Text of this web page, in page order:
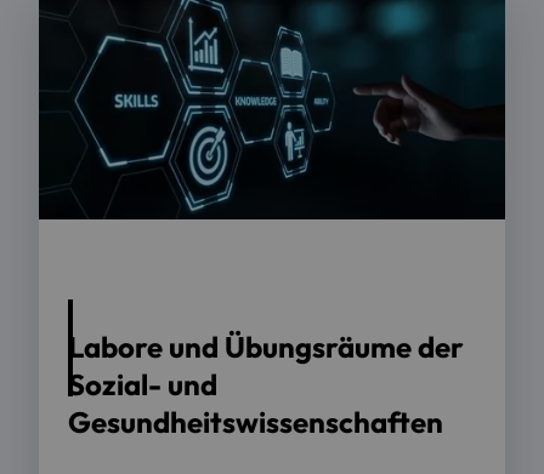
Labore und Übungsräume der
Sozial- und
Gesundheitswissenschaften